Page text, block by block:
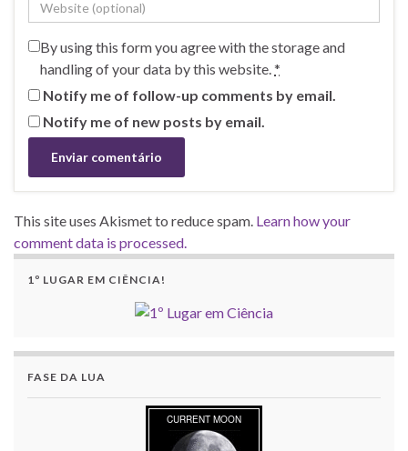
By using this form you agree with the storage and
handling of your data by this website.*
Notify me of follow-up comments by email.
Notify me of new posts by email.
This site uses Akismet to reduce spam. Learn how your
comment data is processed.
1º LUGAR EM CIÊNCIA!
FASE DA LUA